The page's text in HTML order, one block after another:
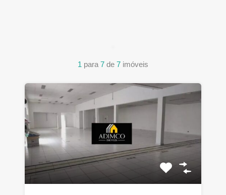
1 para 7 de 7 imóveis